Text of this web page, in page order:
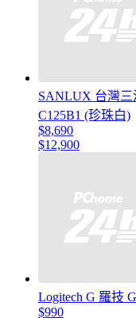
SANLUX 台灣三
C125B1 (珍珠白)
$8,690
$12,900
Logitech G 羅技
$990